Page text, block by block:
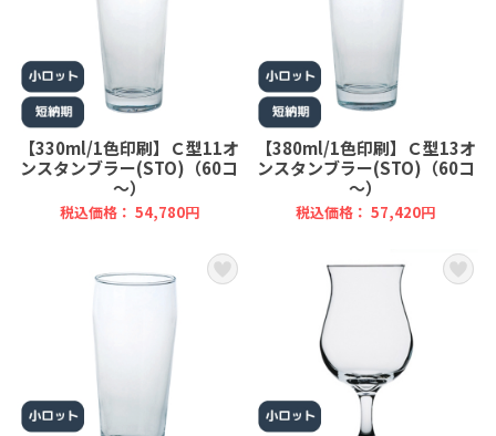
【330ml/1色印刷】Ｃ型11オ
ンスタンブラー(STO)（60コ
～）
税込価格： 54,780円
【380ml/1色印刷】Ｃ型13オ
ンスタンブラー(STO)（60コ
～）
税込価格： 57,420円